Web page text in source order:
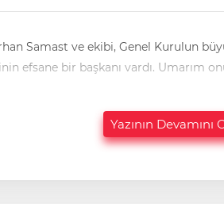
Genel Kurulun büyük çoğunluğunun
efsane bir başkanı vardı. Umarım
Yazının Devamını